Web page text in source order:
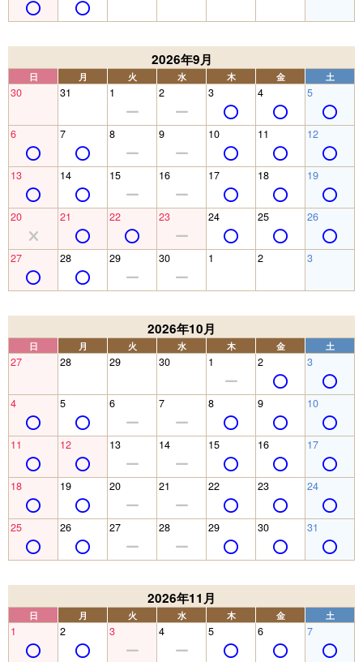
2026年9月
日 月 火 水 木 金 土
30 31 1 2 3 4 5
6 7 8 9 10 11 12
13 14 15 16 17 18 19
20 21 22 23 24 25 26
27 28 29 30 1 2 3
2026年10月
日 月 火 水 木 金 土
27 28 29 30 1 2 3
4 5 6 7 8 9 10
11 12 13 14 15 16 17
18 19 20 21 22 23 24
25 26 27 28 29 30 31
2026年11月
日 月 火 水 木 金 土
1 2 3 4 5 6 7